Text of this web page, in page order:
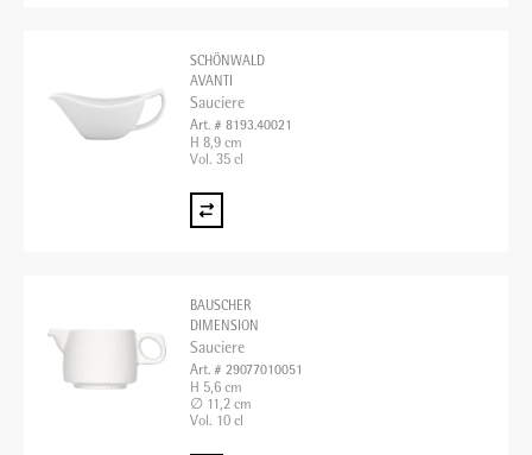
SCHÖNWALD
AVANTI
Sauciere
Art. # 8193.40021
H 8,9 cm
Vol. 35 cl
BAUSCHER
DIMENSION
Sauciere
Art. # 29077010051
H 5,6 cm
∅ 11,2 cm
Vol. 10 cl